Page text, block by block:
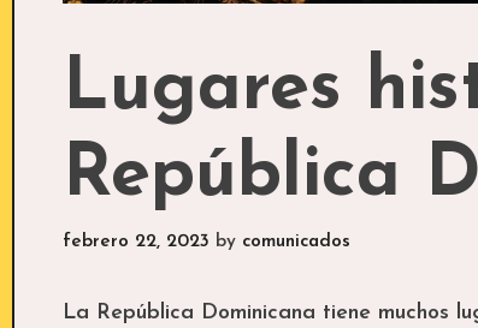
Lugares
República
febrero 22, 2023 by comunicados
La República Dominicana tiene muchos